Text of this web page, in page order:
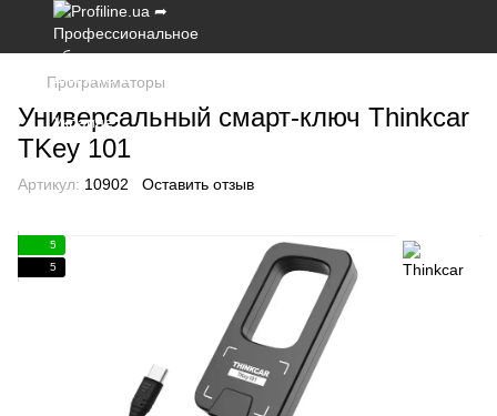
Программаторы
Универсальный смарт-ключ Thinkcar
TKey 101
Артикул: 10902 Оставить отзыв
5
5